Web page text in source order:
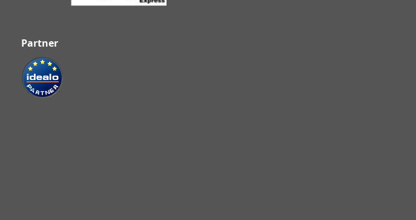
Partner